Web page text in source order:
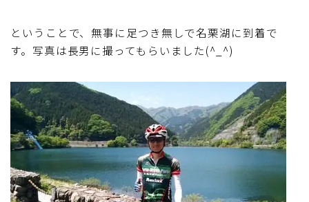
ということで、無事に足つき無しで名栗湖に到着で
す。写真は長男に撮ってもらいました(^_^)